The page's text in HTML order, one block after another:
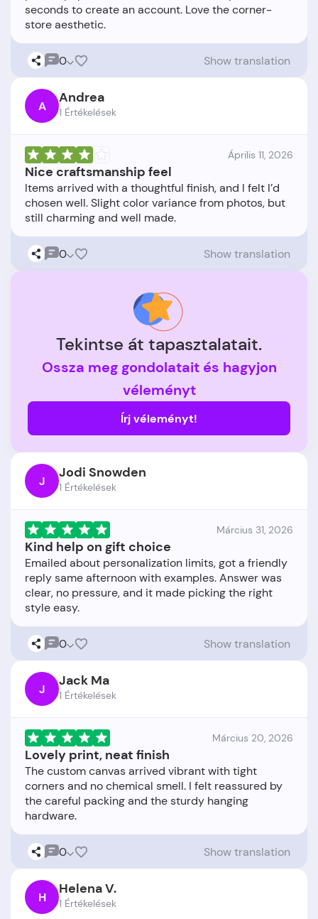
seconds to create an account. Love the corner-
0 Show translation
A Andrea
1 Értékelések
Április 11, 2026
Nice craftsmanship feel
Items arrived with a thoughtful finish, and I felt I’d
chosen well. Slight color variance from photos, but
0 Show translation
Tekintse át tapasztalatait.
Ossza meg gondolatait és hagyjon
véleményt
Írj véleményt!
J Jodi Snowden
1 Értékelések
Március 31, 2026
Kind help on gift choice
Emailed about personalization limits, got a friendly
reply same afternoon with examples. Answer was
clear, no pressure, and it made picking the right
0 Show translation
J Jack Ma
1 Értékelések
Március 20, 2026
Lovely print, neat finish
The custom canvas arrived vibrant with tight
corners and no chemical smell. I felt reassured by
the careful packing and the sturdy hanging
0 Show translation
H Helena V.
1 Értékelések